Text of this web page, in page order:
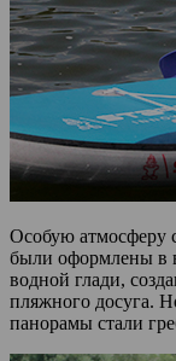
Особую атмосферу
были оформлены в
водной глади,
пляжного досуга.
панорамы стали